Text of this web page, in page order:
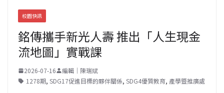
校園快訊
銘傳攜手新光人壽 推出「人生現金
流地圖」實戰課
2026-07-16
編輯｜陳瑞斌
1278期, SDG17促進目標的夥伴關係, SDG4優質教育, 產學暨推廣處